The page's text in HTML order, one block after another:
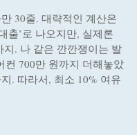
30줄. 대략적인 계산은
출’로 나오지만, 실제론
. 나 같은 깐깐쟁이는 발
컨 700만 원까지 더해놓았
. 따라서, 최소 10% 여유